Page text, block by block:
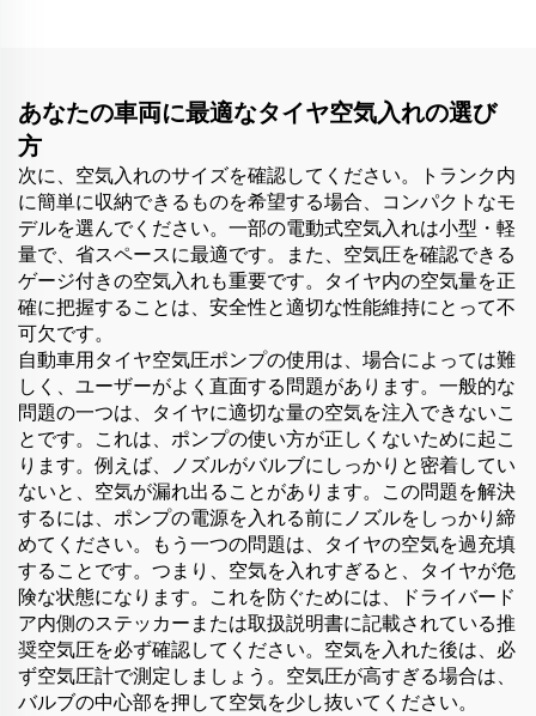
あなたの車両に最適なタイヤ空気入れの選び
方
次に、空気入れのサイズを確認してください。トランク内
に簡単に収納できるものを希望する場合、コンパクトなモ
デルを選んでください。一部の電動式空気入れは小型・軽
量で、省スペースに最適です。また、空気圧を確認できる
ゲージ付きの空気入れも重要です。タイヤ内の空気量を正
確に把握することは、安全性と適切な性能維持にとって不
可欠です。
自動車用タイヤ空気圧ポンプの使用は、場合によっては難
しく、ユーザーがよく直面する問題があります。一般的な
問題の一つは、タイヤに適切な量の空気を注入できないこ
とです。これは、ポンプの使い方が正しくないために起こ
ります。例えば、ノズルがバルブにしっかりと密着してい
ないと、空気が漏れ出ることがあります。この問題を解決
するには、ポンプの電源を入れる前にノズルをしっかり締
めてください。もう一つの問題は、タイヤの空気を過充填
することです。つまり、空気を入れすぎると、タイヤが危
険な状態になります。これを防ぐためには、ドライバード
ア内側のステッカーまたは取扱説明書に記載されている推
奨空気圧を必ず確認してください。空気を入れた後は、必
ず空気圧計で測定しましょう。空気圧が高すぎる場合は、
バルブの中心部を押して空気を少し抜いてください。